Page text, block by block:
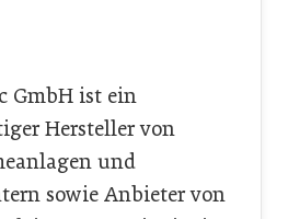
GmbH ist ein
Hersteller von
und
sowie Anbieter von